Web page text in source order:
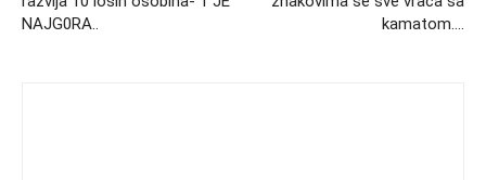
NAJG0RA..
kamatom….